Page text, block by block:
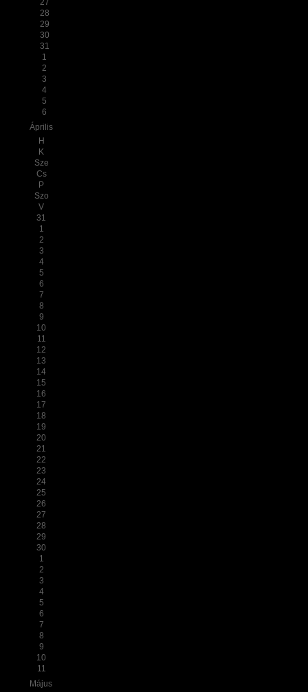
27
28
29
30
31
1
2
3
4
5
6
Április
H
K
Sze
Cs
P
Szo
V
31
1
2
3
4
5
6
7
8
9
10
11
12
13
14
15
16
17
18
19
20
21
22
23
24
25
26
27
28
29
30
1
2
3
4
5
6
7
8
9
10
11
Május